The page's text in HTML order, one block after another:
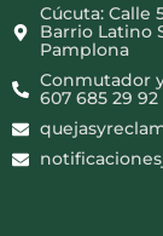
Cúcuta: Calle
Barrio Latino
Pamplona
Conmutador
607 685 29 92